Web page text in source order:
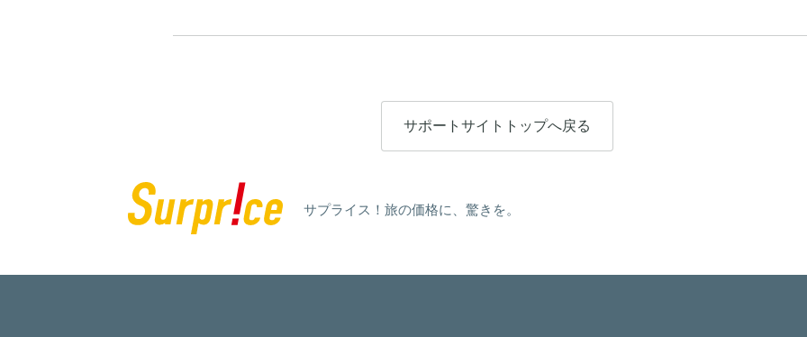
サポートサイトトップへ戻る
サプライス！旅の価格に、驚きを。